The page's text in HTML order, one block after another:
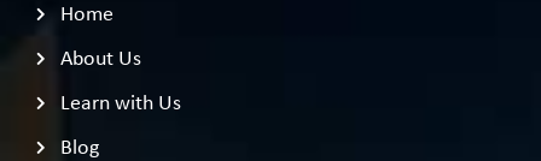
Home
About Us
Learn with Us
Blog